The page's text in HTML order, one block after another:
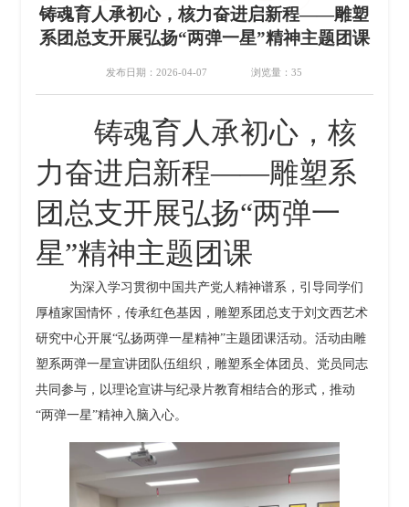
铸魂育人承初心，核力奋进启新程——雕塑
系团总支开展弘扬“两弹一星”精神主题团课
发布日期：2026-04-07 浏览量：35
铸魂育人承初心，核
力奋进启新程——雕塑系
团总支开展弘扬“两弹一
星”精神主题团课
为深入学习贯彻中国共产党人精神谱系，引导同学们
厚植家国情怀，传承红色基因，雕塑系团总支于刘文西艺术
研究中心开展“弘扬两弹一星精神”主题团课活动。活动由雕
塑系两弹一星宣讲团队伍组织，雕塑系全体团员、党员同志
共同参与，以理论宣讲与纪录片教育相结合的形式，推动
“两弹一星”精神入脑入心。